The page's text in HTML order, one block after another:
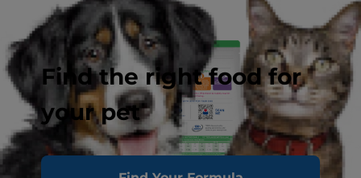
Find the right food for
your pet